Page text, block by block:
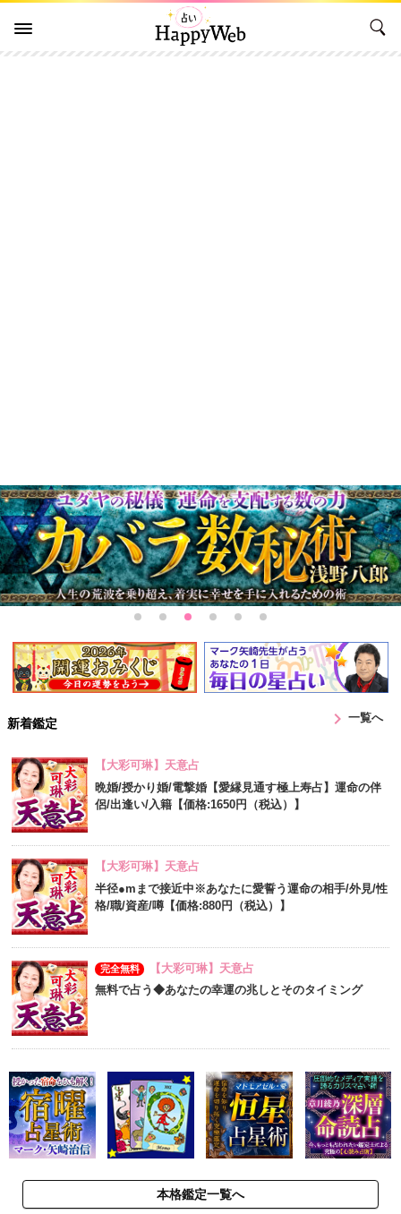
新着鑑定 chevron_right一覧へ
【大彩可琳】天意占
晩婚/授かり婚/電撃婚【愛縁見通す極上寿占】運命の伴
侶/出逢い/入籍【価格:1650円（税込）】
【大彩可琳】天意占
半径●mまで接近中※あなたに愛誓う運命の相手/外見/性
格/職/資産/噂【価格:880円（税込）】
完全無料
【大彩可琳】天意占
無料で占う◆あなたの幸運の兆しとそのタイミング
本格鑑定一覧へ